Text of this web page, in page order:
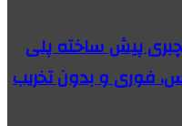
پیش ساخته پلی
فوری و بدون تخریب